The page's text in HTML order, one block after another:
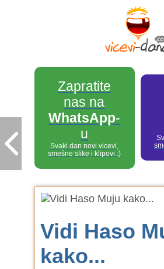
Zapratite
nas na
WhatsApp-
u
Svaki dan novi vicevi,
smešne slike i klipovi :)
Vidi Haso
kako...